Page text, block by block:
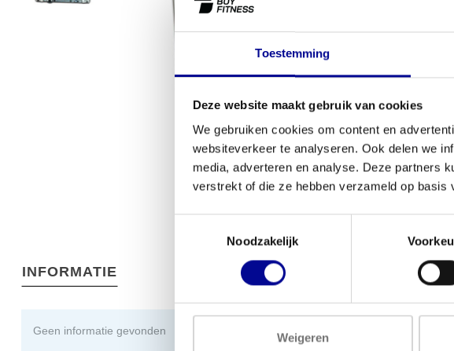
Toestemming
Deze website maakt gebruik van cookies
We gebruiken cookies om content en
websiteverkeer te analyseren. Ook delen we
media, adverteren en analyse. Deze partners
verstrekt of die ze hebben verzameld op basis
Noodzakelijk
Weigeren
INFORMATIE
Geen informatie gevonden